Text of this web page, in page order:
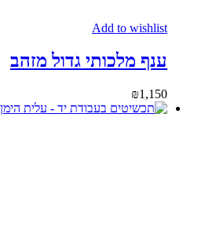
Add to wishlist
ענף מלכותי גדול מזהב
₪1,150